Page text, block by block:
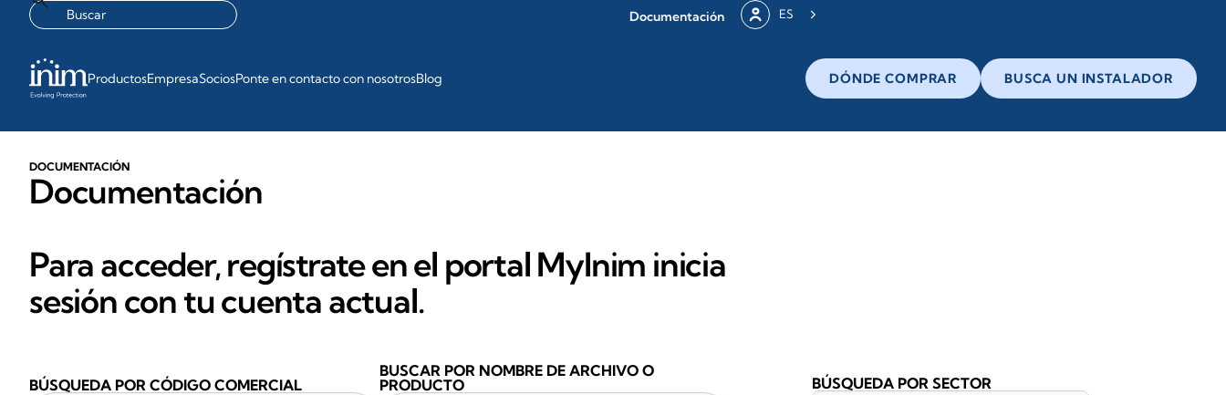
Documentación ES
ProductosEmpresaSociosPonte en contacto con nosotrosBlog DÓNDE COMPRAR BUSCA UN INSTALADOR
DOCUMENTACIÓN
Documentación
Para acceder, regístrate en el portal MyInim inicia
sesión con tu cuenta actual.
BÚSQUEDA POR CÓDIGO COMERCIAL
BUSCAR POR NOMBRE DE ARCHIVO O
PRODUCTO
BÚSQUEDA POR SECTOR